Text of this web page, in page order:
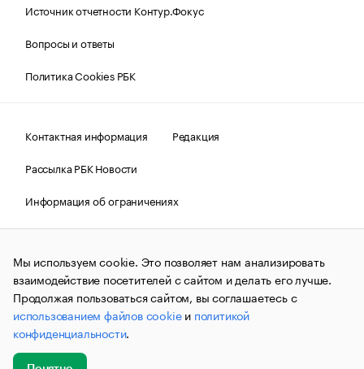
Источник отчетности Контур.Фокус
Вопросы и ответы
Политика Cookies РБК
Контактная информация
Редакция
Рассылка РБК Новости
Информация об ограничениях
Правовая информация
О соблюдении авторских прав
© АО «РОСБИЗНЕСКОНСАЛТИНГ»,1995–2026.Сообщения
и материалы информационного агентства «РБК»
(зарегистрировано Федеральной службой по надзору в сфере
связи, информационных технологий и массовых
коммуникаций (Роскомнадзор) 09.12.2015 за номером ИА
№ФС77-63848) сопровождаются пометкой «РБК». Отдельные
публикации могут содержать информацию,
не предназначенную для пользователей
Мы используем cookie. Это позволяет нам анализировать
взаимодействие посетителей с сайтом и делать его лучше.
Продолжая пользоваться сайтом, вы соглашаетесь с
использованием файлов cookieи политикой
конфиденциальности.